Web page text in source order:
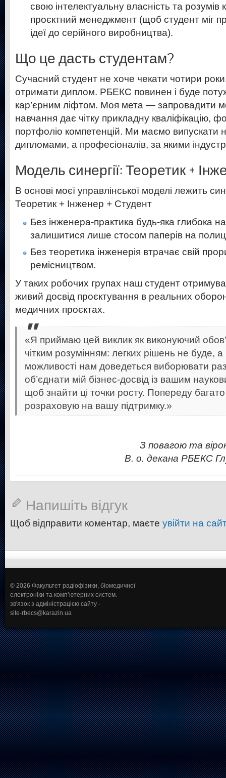
свою інтелектуальну власність та розумів
проєктний менеджмент (щоб студент міг
ідеї до серійного виробництва).
Що це дасть студентам?
Сучасний студент не хоче чекати чотири
отримати диплом. РБЕКС повинен і буде
кар’єрним ліфтом. Моя мета — запровадити
навчання дає чітку прикладну кваліфікацію,
портфоліо компетенцій. Ми маємо випускати
дипломами, а професіоналів, за якими
Модель синергії: Теоретик +
В основі моєї управлінської моделі лежить
Теоретик + Інженер + Студент
Без інженера-практика будь-яка глибока
залишитися лише стосом паперів на
Без теоретика інженерія втрачає свій
ремісництвом.
У таких робочих групах наш студент
живий досвід проєктування в реальних
медичних проєктах.
«Я приймаю цей виклик як виконуючий
чітким розумінням: легких рішень не буде,
можливості нам доведеться виборювати
об’єднати мій бізнес-досвід із вашим
щоб знайти ці точки росту. Попереду багато
розраховую на вашу підтримку.»
З повагою та
В. о. декана РБЕКС
Напишіть відгук
Щоб відправити коментар, маєте увійти на сайт
© 2026 Факультет радіофізики, біомедичної
електроніки та комп’ютерних систем.
зв'язок з адміністрацією сайту -
site-rbecs@karazin.ua